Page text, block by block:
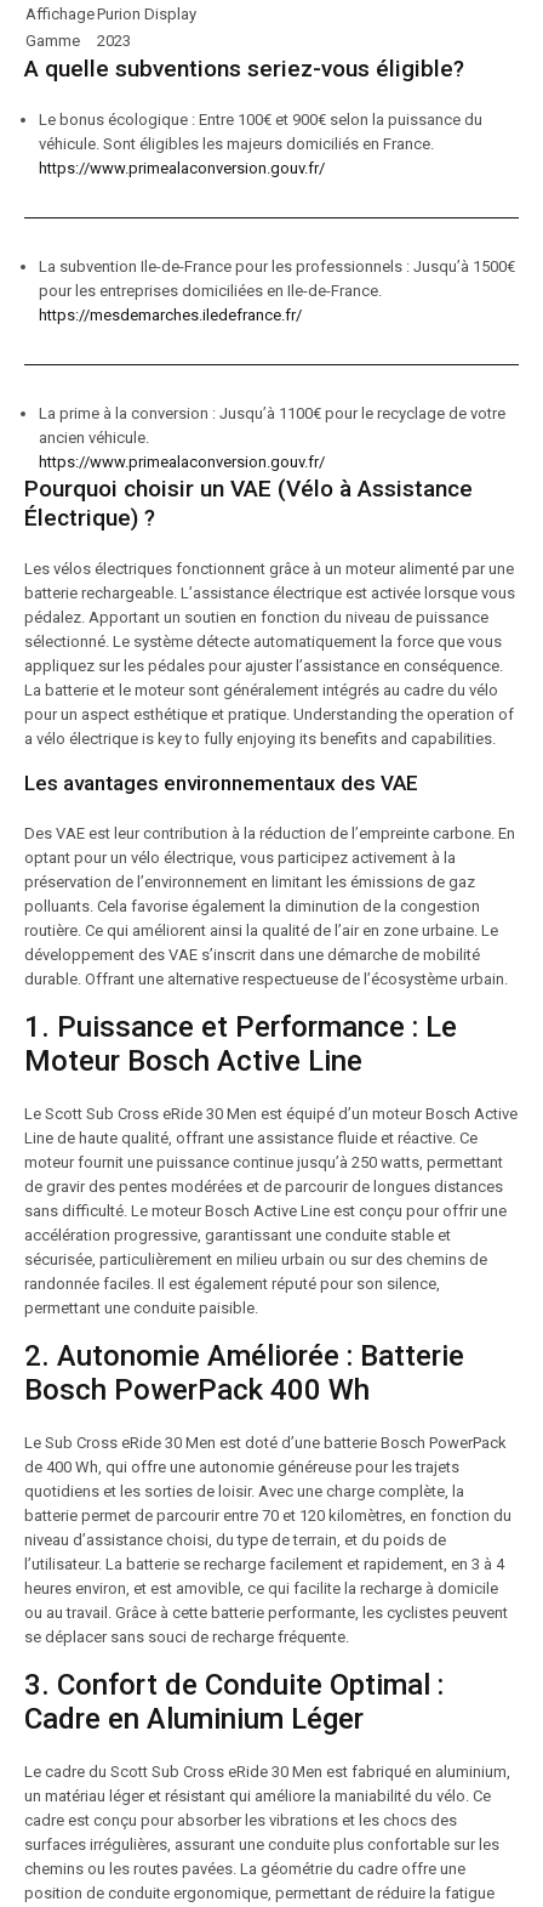
AffichagePurion Display
Gamme
2023
A quelle subventions seriez-vous éligible?
Le bonus écologique : Entre 100€ et 900€ selon la puissance du
véhicule. Sont éligibles les majeurs domiciliés en France.
https://www.primealaconversion.gouv.fr/
La subvention Ile-de-France pour les professionnels : Jusqu’à 1500€
pour les entreprises domiciliées en Ile-de-France.
https://mesdemarches.iledefrance.fr/
La prime à la conversion : Jusqu’à 1100€ pour le recyclage de votre
ancien véhicule.
https://www.primealaconversion.gouv.fr/
Pourquoi choisir un VAE (Vélo à Assistance
Électrique) ?
Les vélos électriques fonctionnent grâce à un moteur alimenté par une
batterie rechargeable. L’assistance électrique est activée lorsque vous
pédalez. Apportant un soutien en fonction du niveau de puissance
sélectionné. Le système détecte automatiquement la force que vous
appliquez sur les pédales pour ajuster l’assistance en conséquence.
La batterie et le moteur sont généralement intégrés au cadre du vélo
pour un aspect esthétique et pratique. Understanding the operation of
a vélo électrique is key to fully enjoying its benefits and capabilities.
Les avantages environnementaux des VAE
Des VAE est leur contribution à la réduction de l’empreinte carbone. En
optant pour un vélo électrique, vous participez activement à la
préservation de l’environnement en limitant les émissions de gaz
polluants. Cela favorise également la diminution de la congestion
routière. Ce qui améliorent ainsi la qualité de l’air en zone urbaine. Le
développement des VAE s’inscrit dans une démarche de mobilité
durable. Offrant une alternative respectueuse de l’écosystème urbain.
1. Puissance et Performance : Le
Moteur Bosch Active Line
Le Scott Sub Cross eRide 30 Men est équipé d’un moteur Bosch Active
Line de haute qualité, offrant une assistance fluide et réactive. Ce
moteur fournit une puissance continue jusqu’à 250 watts, permettant
de gravir des pentes modérées et de parcourir de longues distances
sans difficulté. Le moteur Bosch Active Line est conçu pour offrir une
accélération progressive, garantissant une conduite stable et
sécurisée, particulièrement en milieu urbain ou sur des chemins de
randonnée faciles. Il est également réputé pour son silence,
permettant une conduite paisible.
2. Autonomie Améliorée : Batterie
Bosch PowerPack 400 Wh
Le Sub Cross eRide 30 Men est doté d’une batterie Bosch PowerPack
de 400 Wh, qui offre une autonomie généreuse pour les trajets
quotidiens et les sorties de loisir. Avec une charge complète, la
batterie permet de parcourir entre 70 et 120 kilomètres, en fonction du
niveau d’assistance choisi, du type de terrain, et du poids de
l’utilisateur. La batterie se recharge facilement et rapidement, en 3 à 4
heures environ, et est amovible, ce qui facilite la recharge à domicile
ou au travail. Grâce à cette batterie performante, les cyclistes peuvent
se déplacer sans souci de recharge fréquente.
3. Confort de Conduite Optimal :
Cadre en Aluminium Léger
Le cadre du Scott Sub Cross eRide 30 Men est fabriqué en aluminium,
un matériau léger et résistant qui améliore la maniabilité du vélo. Ce
cadre est conçu pour absorber les vibrations et les chocs des
surfaces irrégulières, assurant une conduite plus confortable sur les
chemins ou les routes pavées. La géométrie du cadre offre une
position de conduite ergonomique, permettant de réduire la fatigue